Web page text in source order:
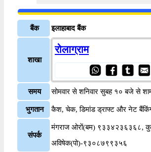
बैंक इलाहाबाद बैंक
शाखा
रोलाग्राम
समय सोमवार से शनिवार सुबह १० बजे से
भुगतान कैश, चेक, डिमांड ड्राफ्ट और नेट
संपर्क
मंगराज ओरों(बम) ९३३४२३६३६८,
अविषेक(पो)-९३०८७९९३५६